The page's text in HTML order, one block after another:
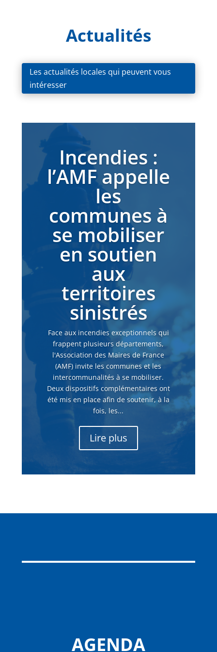
Actualités
Les actualités locales qui peuvent vous
intéresser
Incendies :
l’AMF appelle
les
communes à
se mobiliser
en soutien
aux
territoires
sinistrés
Face aux incendies exceptionnels qui
frappent plusieurs départements,
l'Association des Maires de France
(AMF) invite les communes et les
intercommunalités à se mobiliser.
Deux dispositifs complémentaires ont
été mis en place afin de soutenir, à la
fois, les...
Lire plus
AGENDA